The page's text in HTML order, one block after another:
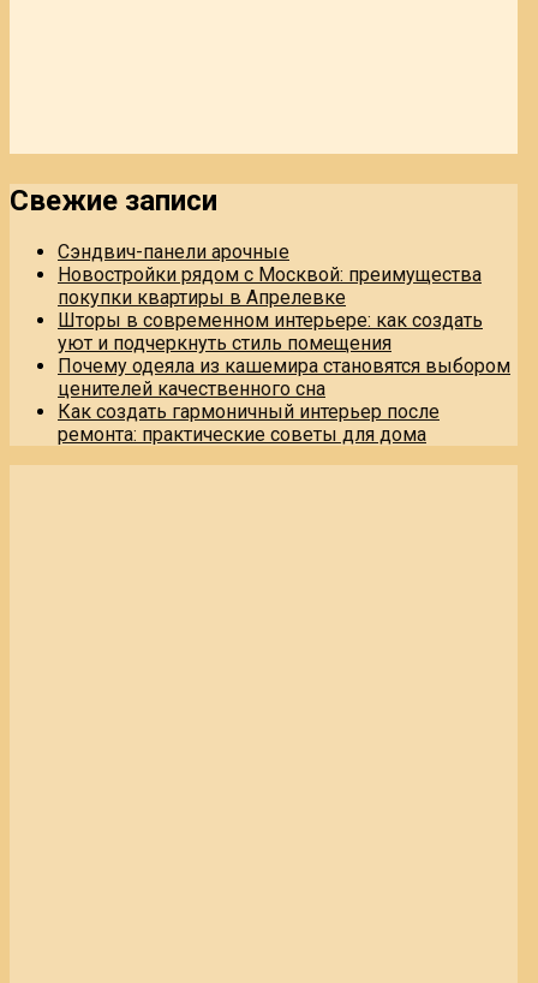
Свежие записи
Сэндвич-панели арочные
Новостройки рядом с Москвой: преимущества
покупки квартиры в Апрелевке
Шторы в современном интерьере: как создать
уют и подчеркнуть стиль помещения
Почему одеяла из кашемира становятся выбором
ценителей качественного сна
Как создать гармоничный интерьер после
ремонта: практические советы для дома